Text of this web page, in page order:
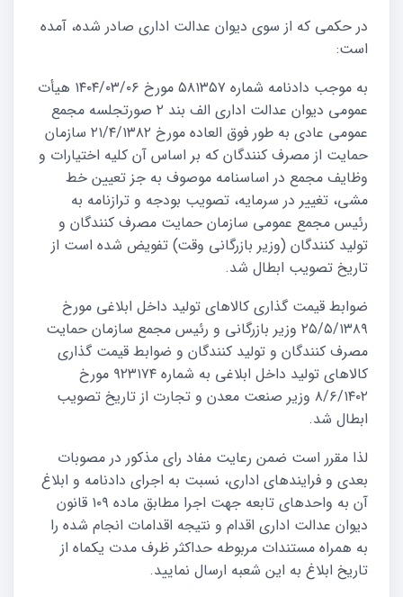
در حکمی که از سوی دیوان عدالت اداری صادر شده، آمده
است:
به موجب دادنامه شماره ٥٨١٣٥٧ مورخ ١٤٠٤/٠٣/٠٦ هیأت
عمومی دیوان عدالت اداری الف بند ۲ صورتجلسه مجمع
عمومی عادی به طور فوق العاده مورخ ۲۱/۴/۱۳۸۲ سازمان
حمایت از مصرف کنندگان که بر اساس آن کلیه اختیارات و
وظایف مجمع در اساسنامه موصوف به جز تعیین خط
مشی، تغییر در سرمایه، تصویب بودجه و ترازنامه به
رئیس مجمع عمومی سازمان حمایت مصرف کنندگان و
تولید کنندگان (وزیر بازرگانی وقت) تفویض شده است از
تاریخ تصویب ابطال شد.
ضوابط قیمت گذاری کالاهای تولید داخل ابلاغی مورخ
۲۵/۵/۱۳۸۹ وزیر بازرگانی و رئیس مجمع سازمان حمایت
مصرف کنندگان و تولید کنندگان و ضوابط قیمت گذاری
کالاهای تولید داخل ابلاغی به شماره ۹۲۳۱۷٤ مورخ
٨/٦/١٤٠٢ وزیر صنعت معدن و تجارت از تاریخ تصویب
ابطال شد.
لذا مقرر است ضمن رعایت مفاد رای مذکور در مصوبات
بعدی و فرایندهای اداری، نسبت به اجرای دادنامه و ابلاغ
آن به واحدهای تابعه جهت اجرا مطابق ماده ۱۰۹ قانون
دیوان عدالت اداری اقدام و نتیجه اقدامات انجام شده را
به همراه مستندات مربوطه حداکثر ظرف مدت یکماه از
تاریخ ابلاغ به این شعبه ارسال نمایید.